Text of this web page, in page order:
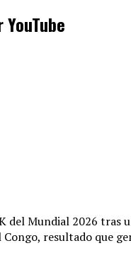
del Mundial 2026 tras
resultado que